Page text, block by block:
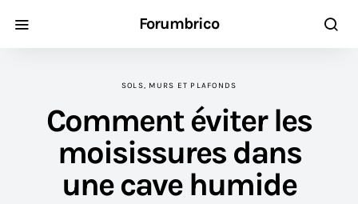
Forumbrico
SOLS, MURS ET PLAFONDS
Comment éviter les
moisissures dans
une cave humide